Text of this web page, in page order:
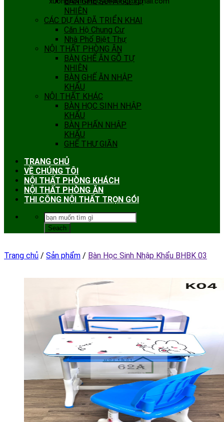
NHIÊN
CÁC DỰ ÁN ĐÃ TRIỂN KHAI
Căn Hộ Chung Cư
Nhà Phố Biệt Thự
NỘI THẤT PHÒNG ĂN
BÀN GHẾ ĂN GỖ TỰ
NHIÊN
BÀN GHẾ ĂN NHẬP
KHẨU
NỘI THẤT KHÁC
BÀN HỌC SINH NHẬP
KHẨU
BÀN PHẤN NHẬP
KHẨU
GHẾ THƯ GIÃN
TRANG CHỦ
VỀ CHÚNG TÔI
NỘI THẤT PHÒNG KHÁCH
NỘI THẤT PHÒNG ĂN
THI CÔNG NỘI THẤT TRỌN GÓI
Trang chủ / Sản phẩm / Bàn Học Sinh Nhập Khẩu BHBK 03